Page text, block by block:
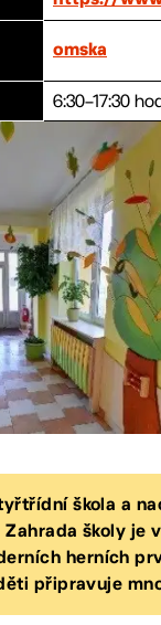
omska
6:30–17:30
škola a
školy je
herních
připravuje